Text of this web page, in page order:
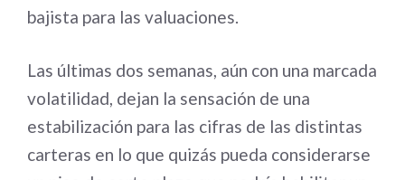
bajista para las valuaciones.
Las últimas dos semanas, aún con una marcada
volatilidad, dejan la sensación de una
estabilización para las cifras de las distintas
carteras en lo que quizás pueda considerarse